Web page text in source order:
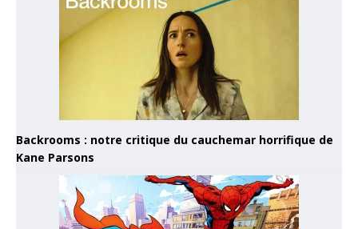
Backrooms : notre critique du cauchemar horrifique de
Kane Parsons